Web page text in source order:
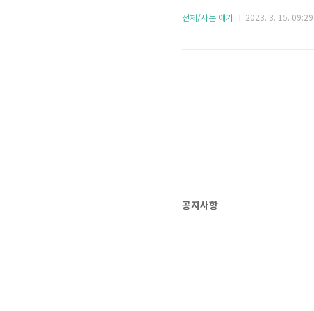
해도 이 테스트를 9점이상
전체/사는 얘기 2023. 3. 15. 09:29
공지사항